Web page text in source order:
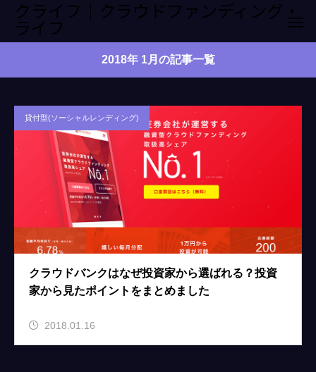
クライフ｜クラウドファンディング・
ライフ
2018年 1月の記事一覧
貸付型(ソーシャルレンディング)
クラウドバンクはなぜ投資家から選ばれる？投資
家から見たポイントをまとめました
2018.01.16